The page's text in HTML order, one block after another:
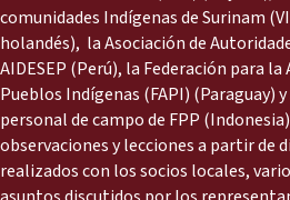
Matériel de formation
Documents d'information
Procédures juridiques
comunidades Indígenas de Surinam
holandés), la Asociación de
AIDESEP (Perú), la Federación para
Pueblos Indígenas (FAPI) (Paraguay)
personal de campo de FPP
observaciones y lecciones a partir de
realizados con los socios locales,